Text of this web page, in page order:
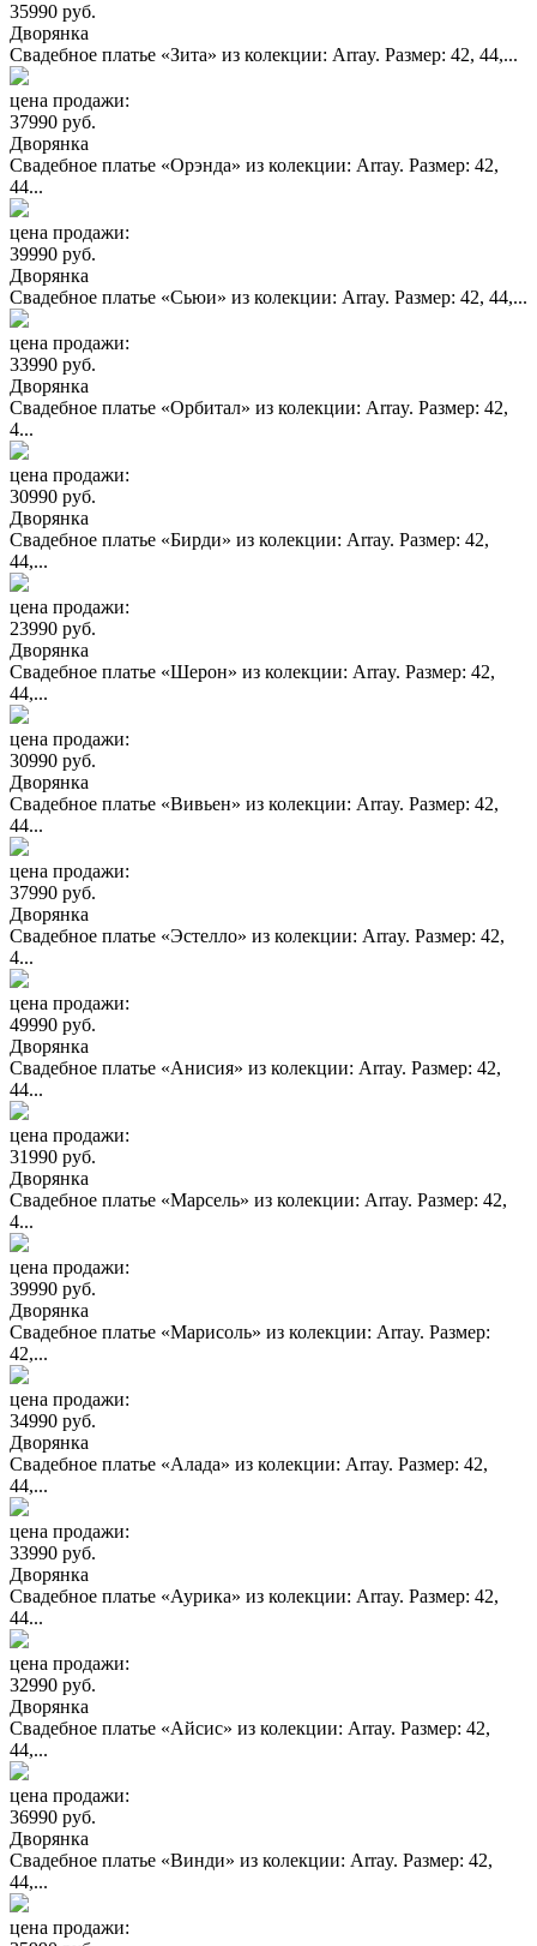
35990 руб.
Дворянка
Свадебное платье «Зита» из колекции: Array. Размер: 42, 44,...
цена продажи:
37990 руб.
Дворянка
Свадебное платье «Орэнда» из колекции: Array. Размер: 42,
44...
цена продажи:
39990 руб.
Дворянка
Свадебное платье «Сьюи» из колекции: Array. Размер: 42, 44,...
цена продажи:
33990 руб.
Дворянка
Свадебное платье «Орбитал» из колекции: Array. Размер: 42,
4...
цена продажи:
30990 руб.
Дворянка
Свадебное платье «Бирди» из колекции: Array. Размер: 42,
44,...
цена продажи:
23990 руб.
Дворянка
Свадебное платье «Шерон» из колекции: Array. Размер: 42,
44,...
цена продажи:
30990 руб.
Дворянка
Свадебное платье «Вивьен» из колекции: Array. Размер: 42,
44...
цена продажи:
37990 руб.
Дворянка
Свадебное платье «Эстелло» из колекции: Array. Размер: 42,
4...
цена продажи:
49990 руб.
Дворянка
Свадебное платье «Анисия» из колекции: Array. Размер: 42,
44...
цена продажи:
31990 руб.
Дворянка
Свадебное платье «Марсель» из колекции: Array. Размер: 42,
4...
цена продажи:
39990 руб.
Дворянка
Свадебное платье «Марисоль» из колекции: Array. Размер:
42,...
цена продажи:
34990 руб.
Дворянка
Свадебное платье «Алада» из колекции: Array. Размер: 42,
44,...
цена продажи:
33990 руб.
Дворянка
Свадебное платье «Аурика» из колекции: Array. Размер: 42,
44...
цена продажи:
32990 руб.
Дворянка
Свадебное платье «Айсис» из колекции: Array. Размер: 42,
44,...
цена продажи:
36990 руб.
Дворянка
Свадебное платье «Винди» из колекции: Array. Размер: 42,
44,...
цена продажи: